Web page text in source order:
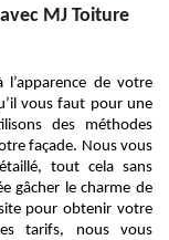
MJ Toiture
de votre
vous faut pour une
des méthodes
façade. Nous vous
tout cela sans
gâcher le charme de
pour obtenir votre
tarifs, nous vous